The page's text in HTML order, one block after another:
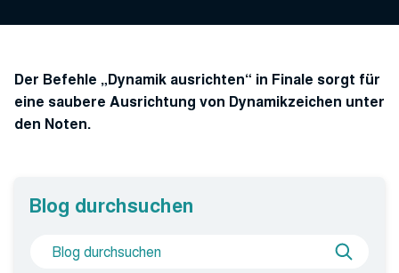
Der Befehle „Dynamik ausrichten“ in Finale sorgt für
eine saubere Ausrichtung von Dynamikzeichen unter
den Noten.
Blog durchsuchen
Suche
nach
Blog